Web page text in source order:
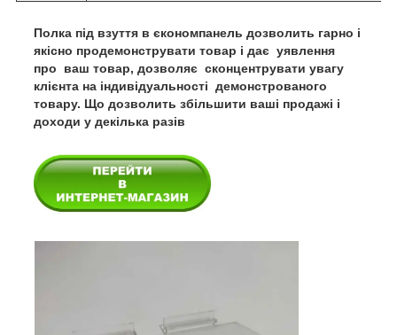
Полка під взуття в єкономпанель дозволить гарно і
якісно продемонструвати товар і дає уявлення
про ваш товар, дозволяє сконцентрувати увагу
клієнта на індивідуальності демонстрованого
товару. Що дозволить збільшити ваші продажі і
доходи у декілька разів